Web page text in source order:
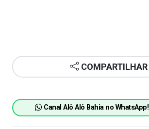
COMPARTILHAR
Canal Alô Alô Bahia no